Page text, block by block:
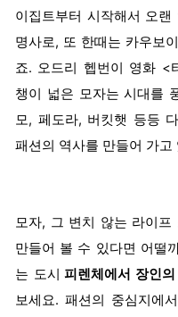
이집트부터 시작해서 오
명사로, 또 한때는 카우보
죠. 오드리 헵번이 영화 <
챙이 넓은 모자는 시대를
모, 페도라, 버킷햇 등등
패션의 역사를 만들어 가고
모자, 그 변치 않는 라이프
만들어 볼 수 있다면 어떨
는 도시 피렌체에서 장인
보세요. 패션의 중심지에